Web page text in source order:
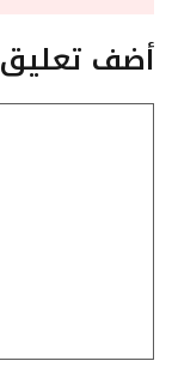
أضف تعليق